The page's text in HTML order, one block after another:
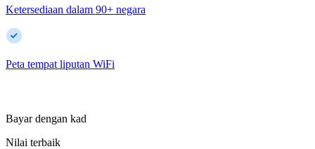
Ketersediaan dalam 90+ negara
Peta tempat liputan WiFi
Bayar dengan kad
Nilai terbaik